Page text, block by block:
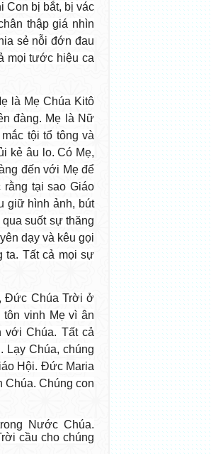
Con bị bắt, bị vác
thập giá nhìn
sẻ nỗi đớn đau
mọi tước hiệu ca
là Mẹ Chúa Kitô
đàng. Mẹ là Nữ
tội tổ tông và
kẻ âu lo. Có Mẹ,
đến với Mẹ để
tại sao Giáo
giữ hình ảnh, bút
suốt sự thăng
dạy và kêu gọi
ta. Tất cả mọi sự
Đức Chúa Trời ở
vinh Mẹ vì ân
với Chúa. Tất cả
Lạy Chúa, chúng
Hội. Đức Maria
Chúa. Chúng con
Nước Chúa.
cầu cho chúng